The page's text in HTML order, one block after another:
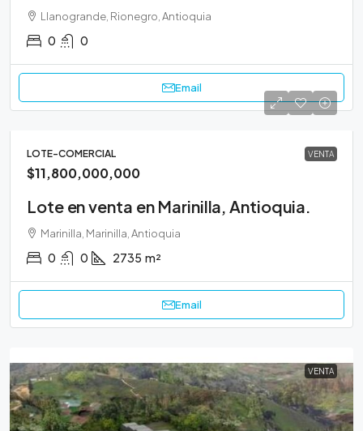
Llanogrande, Rionegro, Antioquia
0 0
Email
VENTA
LOTE-COMERCIAL
$11,800,000,000
Lote en venta en Marinilla, Antioquia.
Marinilla, Marinilla, Antioquia
0 0 2735 m²
Email
VENTA